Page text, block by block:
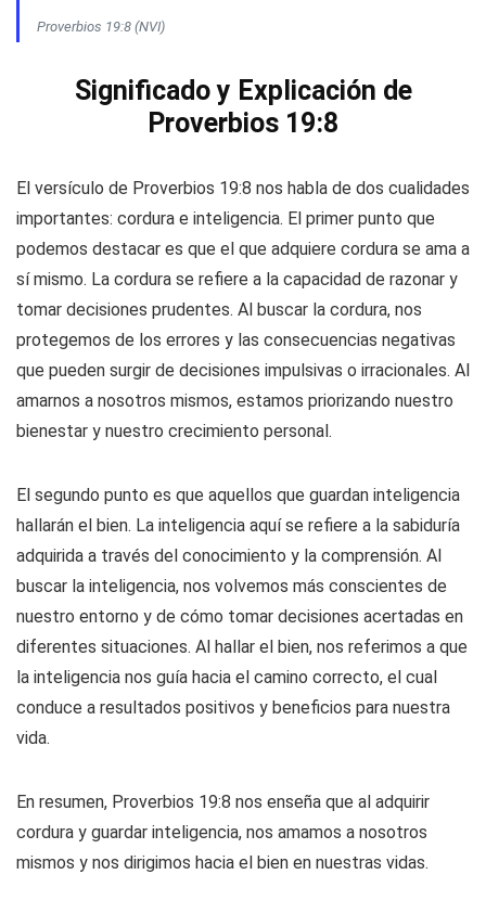
Proverbios 19:8 (NVI)
Significado y Explicación de
Proverbios 19:8
El versículo de Proverbios 19:8 nos habla de dos cualidades
importantes: cordura e inteligencia. El primer punto que
podemos destacar es que el que adquiere cordura se ama a
sí mismo. La cordura se refiere a la capacidad de razonar y
tomar decisiones prudentes. Al buscar la cordura, nos
protegemos de los errores y las consecuencias negativas
que pueden surgir de decisiones impulsivas o irracionales. Al
amarnos a nosotros mismos, estamos priorizando nuestro
bienestar y nuestro crecimiento personal.
El segundo punto es que aquellos que guardan inteligencia
hallarán el bien. La inteligencia aquí se refiere a la sabiduría
adquirida a través del conocimiento y la comprensión. Al
buscar la inteligencia, nos volvemos más conscientes de
nuestro entorno y de cómo tomar decisiones acertadas en
diferentes situaciones. Al hallar el bien, nos referimos a que
la inteligencia nos guía hacia el camino correcto, el cual
conduce a resultados positivos y beneficios para nuestra
vida.
En resumen, Proverbios 19:8 nos enseña que al adquirir
cordura y guardar inteligencia, nos amamos a nosotros
mismos y nos dirigimos hacia el bien en nuestras vidas.